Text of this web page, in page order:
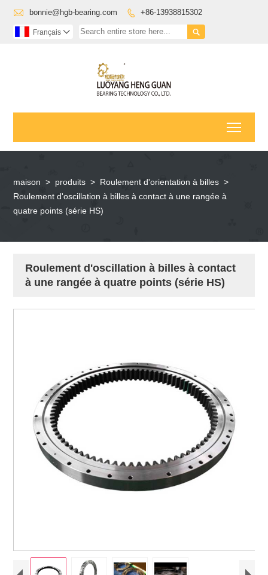
 bonnie@hgb-bearing.com  +86-13938815302

Français 
maison > produits > Roulement d'orientation à billes >
Roulement d'oscillation à billes à contact à une rangée à
quatre points (série HS)
Roulement d'oscillation à billes à contact
à une rangée à quatre points (série HS)